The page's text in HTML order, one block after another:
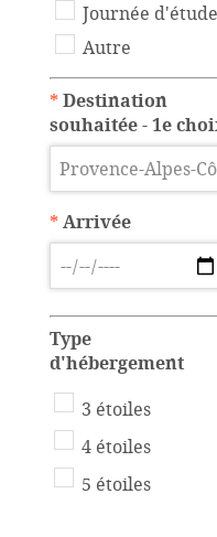
Journée d'étude
Autre
*Destination
souhaitée - 1e
*Arrivée
Type
d'hébergement
3 étoiles
4 étoiles
5 étoiles